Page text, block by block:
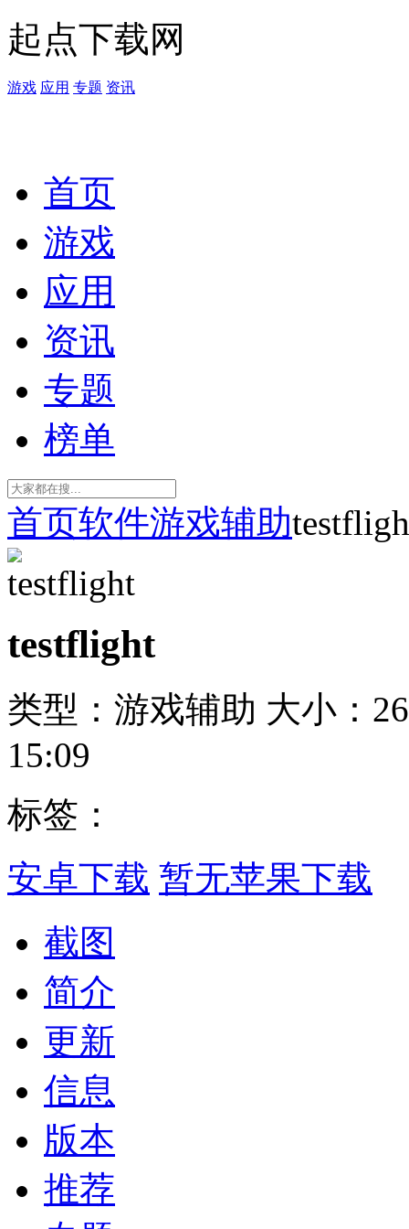
起点下载网
游戏 应用 专题 资讯
首页
游戏
应用
资讯
专题
榜单
首页软件游戏辅助
testflight
类型：游戏辅助 大小：
15:09
标签：
安卓下载 暂无苹果下载
截图
简介
更新
信息
版本
推荐